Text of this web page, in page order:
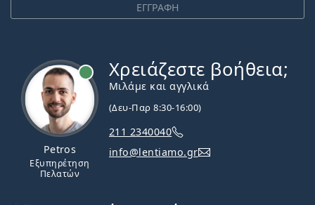
ΕΓΓΡΑΦΗ
Petros
Εξυπηρέτηση
Πελατών
Χρειάζεστε βοήθεια;
Μιλάμε και αγγλικά
(Δευ-Παρ 8:30-16:00)
211 2340040
info@lentiamo.gr